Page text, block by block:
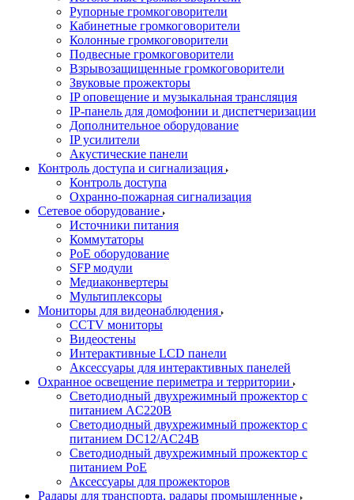
Рупорные громкоговорители
Кабинетные громкоговорители
Колонные громкоговорители
Подвесные громкоговорители
Взрывозащищенные громкоговорители
Звуковые прожекторы
IP оповещение и музыкальная трансляция
IP-панель для домофонии и диспетчеризации
Дополнительное оборудование
IP усилители
Акустические панели
Контроль доступа и сигнализация
Контроль доступа
Охранно-пожарная сигнализация
Сетевое оборудование
Источники питания
Коммутаторы
PoE оборудование
SFP модули
Медиаконвертеры
Мультиплексоры
Мониторы для видеонаблюдения
CCTV мониторы
Видеостены
Интерактивные LCD панели
Аксессуары для интерактивных панелей
Охранное освещение периметра и территории
Светодиодный двухрежимный прожектор с
питанием AC220В
Светодиодный двухрежимный прожектор с
питанием DC12/AC24В
Светодиодный двухрежимный прожектор с
питанием PoE
Аксессуары для прожекторов
Радары для транспорта, радары промышленные